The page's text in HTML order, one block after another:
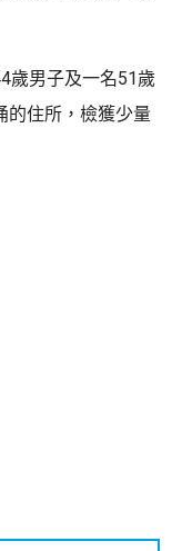
歲男子及一名51歲
的住所，檢獲少量